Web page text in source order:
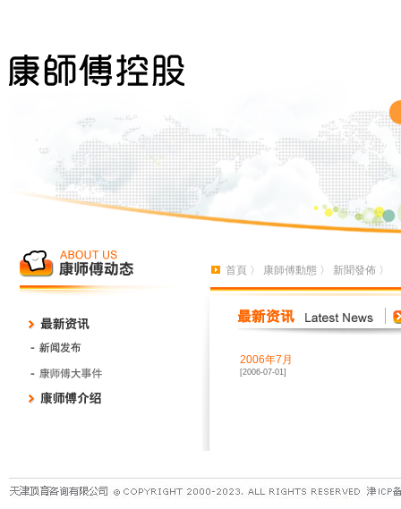
首頁 〉 康師傅動態 〉 新聞發佈 〉
2006年7月
[2006-07-01]